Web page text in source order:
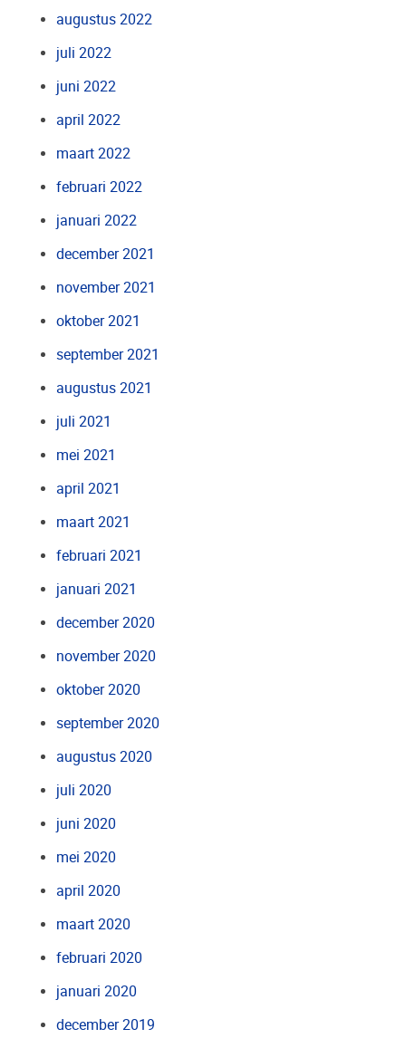
augustus 2022
juli 2022
juni 2022
april 2022
maart 2022
februari 2022
januari 2022
december 2021
november 2021
oktober 2021
september 2021
augustus 2021
juli 2021
mei 2021
april 2021
maart 2021
februari 2021
januari 2021
december 2020
november 2020
oktober 2020
september 2020
augustus 2020
juli 2020
juni 2020
mei 2020
april 2020
maart 2020
februari 2020
januari 2020
december 2019